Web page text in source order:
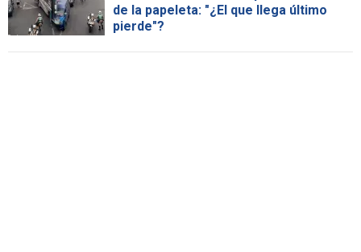
de la papeleta: "¿El que llega último
pierde"?